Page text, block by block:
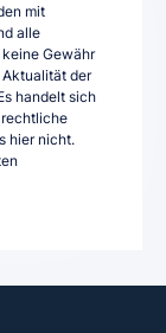
mit
alle
Gewähr
der
handelt sich
hier nicht.